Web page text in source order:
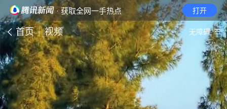
· 获取全网一手热点 打开
首页 视频 无障碍